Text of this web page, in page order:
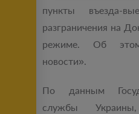
пункты въезда-
разграничения на
режиме. Об
новости».
По данным
службы